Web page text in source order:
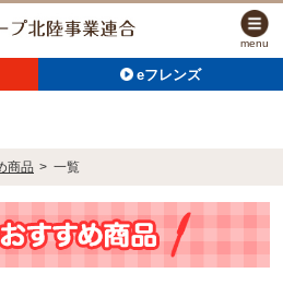
eフレンズ
menu
商品 > 一覧